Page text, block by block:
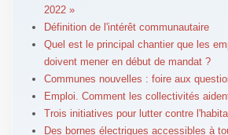
2022 »
Définition de l'intérêt communautaire
Quel est le principal chantier que les
doivent mener en début de mandat ?
Communes nouvelles : foire aux
Emploi. Comment les collectivités
Trois initiatives pour lutter contre
Des bornes électriques accessibles à